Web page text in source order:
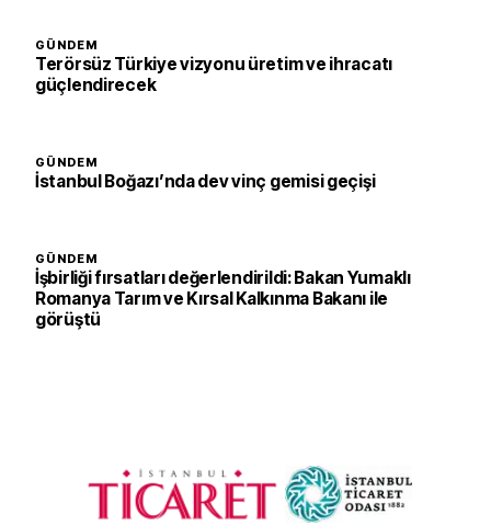
GÜNDEM
Terörsüz Türkiye vizyonu üretim ve ihracatı
güçlendirecek
GÜNDEM
İstanbul Boğazı’nda dev vinç gemisi geçişi
GÜNDEM
İşbirliği fırsatları değerlendirildi: Bakan Yumaklı
Romanya Tarım ve Kırsal Kalkınma Bakanı ile
görüştü